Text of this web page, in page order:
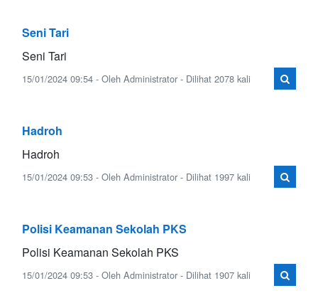
Seni Tari
Seni Tari
15/01/2024 09:54 - Oleh Administrator - Dilihat 2078 kali
Hadroh
Hadroh
15/01/2024 09:53 - Oleh Administrator - Dilihat 1997 kali
Polisi Keamanan Sekolah PKS
Polisi Keamanan Sekolah PKS
15/01/2024 09:53 - Oleh Administrator - Dilihat 1907 kali